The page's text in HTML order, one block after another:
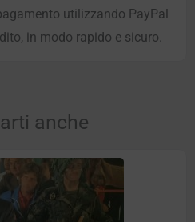
utilizzando PayPal
in modo rapido e sicuro.
anche